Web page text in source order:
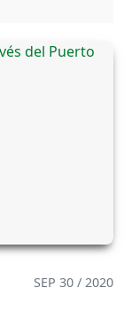
SEP 30 / 2020